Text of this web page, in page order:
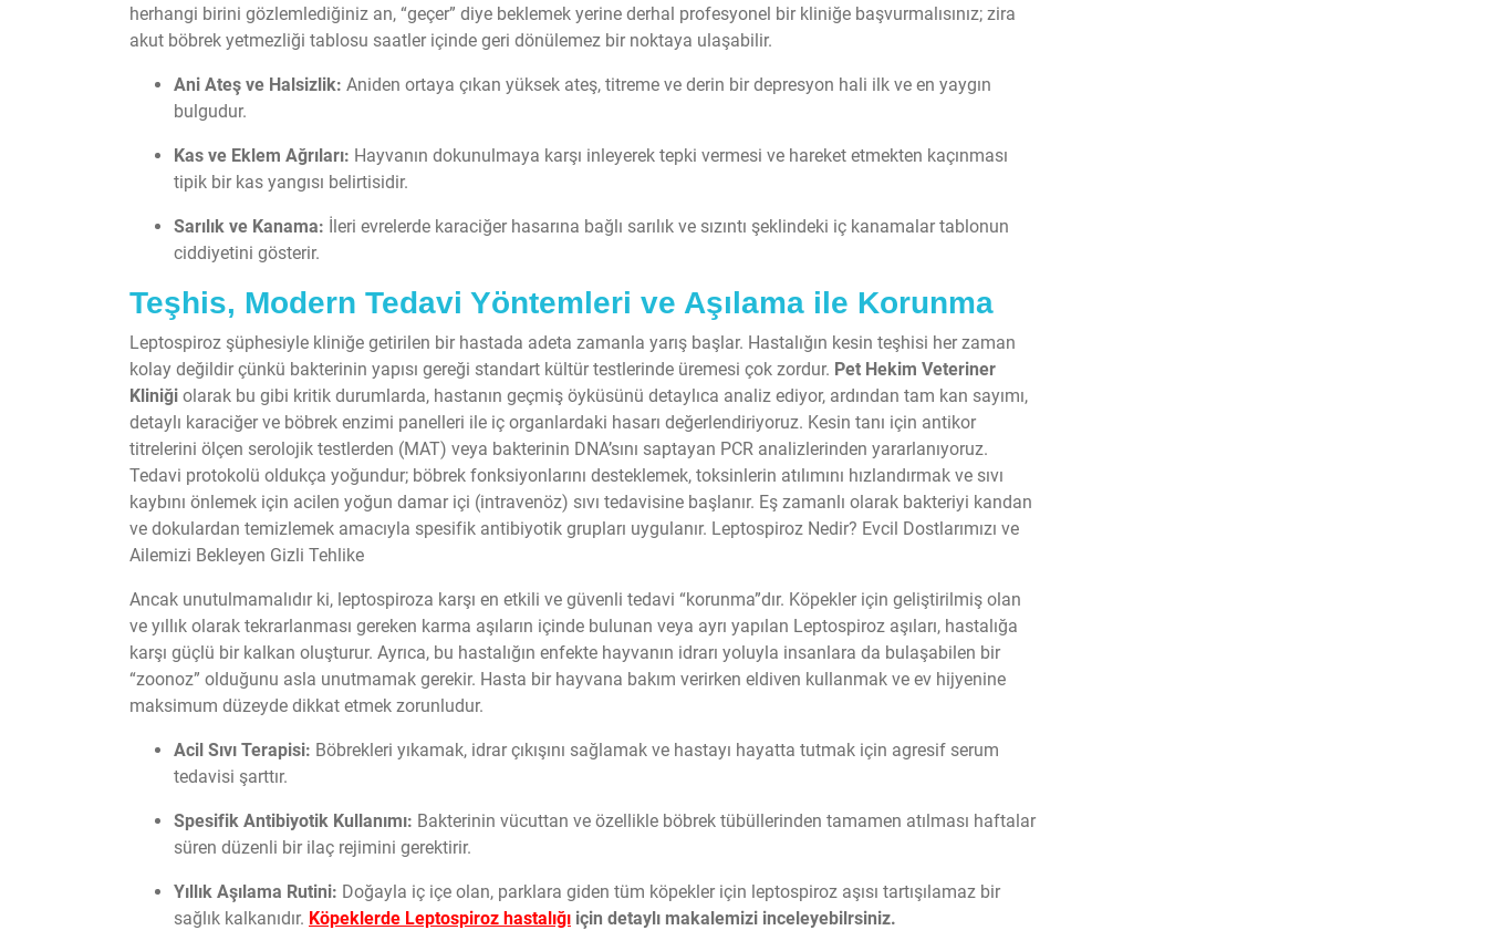
herhangi birini gözlemlediğiniz an, “geçer” diye beklemek yerine derhal profesyonel bir kliniğe başvurmalısınız; zira
akut böbrek yetmezliği tablosu saatler içinde geri dönülemez bir noktaya ulaşabilir.
Ani Ateş ve Halsizlik: Aniden ortaya çıkan yüksek ateş, titreme ve derin bir depresyon hali ilk ve en yaygın
bulgudur.
Kas ve Eklem Ağrıları: Hayvanın dokunulmaya karşı inleyerek tepki vermesi ve hareket etmekten kaçınması
tipik bir kas yangısı belirtisidir.
Sarılık ve Kanama: İleri evrelerde karaciğer hasarına bağlı sarılık ve sızıntı şeklindeki iç kanamalar tablonun
ciddiyetini gösterir.
Teşhis, Modern Tedavi Yöntemleri ve Aşılama ile Korunma
Leptospiroz şüphesiyle kliniğe getirilen bir hastada adeta zamanla yarış başlar. Hastalığın kesin teşhisi her zaman
kolay değildir çünkü bakterinin yapısı gereği standart kültür testlerinde üremesi çok zordur. Pet Hekim Veteriner
Kliniği olarak bu gibi kritik durumlarda, hastanın geçmiş öyküsünü detaylıca analiz ediyor, ardından tam kan sayımı,
detaylı karaciğer ve böbrek enzimi panelleri ile iç organlardaki hasarı değerlendiriyoruz. Kesin tanı için antikor
titrelerini ölçen serolojik testlerden (MAT) veya bakterinin DNA’sını saptayan PCR analizlerinden yararlanıyoruz.
Tedavi protokolü oldukça yoğundur; böbrek fonksiyonlarını desteklemek, toksinlerin atılımını hızlandırmak ve sıvı
kaybını önlemek için acilen yoğun damar içi (intravenöz) sıvı tedavisine başlanır. Eş zamanlı olarak bakteriyi kandan
ve dokulardan temizlemek amacıyla spesifik antibiyotik grupları uygulanır. Leptospiroz Nedir? Evcil Dostlarımızı ve
Ailemizi Bekleyen Gizli Tehlike
Ancak unutulmamalıdır ki, leptospiroza karşı en etkili ve güvenli tedavi “korunma”dır. Köpekler için geliştirilmiş olan
ve yıllık olarak tekrarlanması gereken karma aşıların içinde bulunan veya ayrı yapılan Leptospiroz aşıları, hastalığa
karşı güçlü bir kalkan oluşturur. Ayrıca, bu hastalığın enfekte hayvanın idrarı yoluyla insanlara da bulaşabilen bir
“zoonoz” olduğunu asla unutmamak gerekir. Hasta bir hayvana bakım verirken eldiven kullanmak ve ev hijyenine
maksimum düzeyde dikkat etmek zorunludur.
Acil Sıvı Terapisi: Böbrekleri yıkamak, idrar çıkışını sağlamak ve hastayı hayatta tutmak için agresif serum
tedavisi şarttır.
Spesifik Antibiyotik Kullanımı: Bakterinin vücuttan ve özellikle böbrek tübüllerinden tamamen atılması haftalar
süren düzenli bir ilaç rejimini gerektirir.
Yıllık Aşılama Rutini: Doğayla iç içe olan, parklara giden tüm köpekler için leptospiroz aşısı tartışılamaz bir
sağlık kalkanıdır. Köpeklerde Leptospiroz hastalığı için detaylı makalemizi inceleyebilrsiniz.